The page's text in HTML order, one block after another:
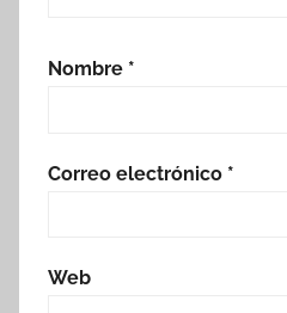
Nombre *
Correo electrónico *
Web